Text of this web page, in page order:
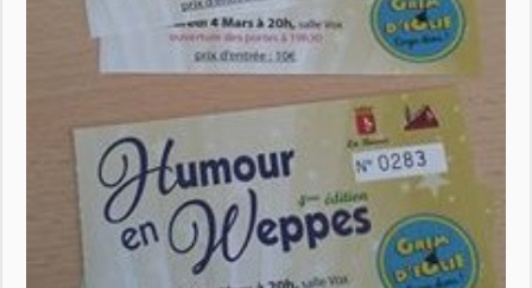
Festival
Humour
en
Weppes
!